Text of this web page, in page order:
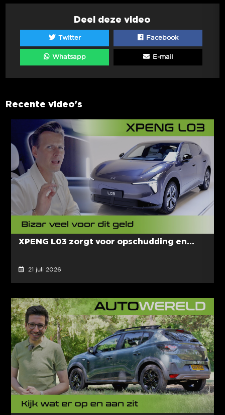
Deel deze video
Twitter Facebook
Whatsapp E-mail
Recente video's
XPENG L03 zorgt voor opschudding en...
21 juli 2026